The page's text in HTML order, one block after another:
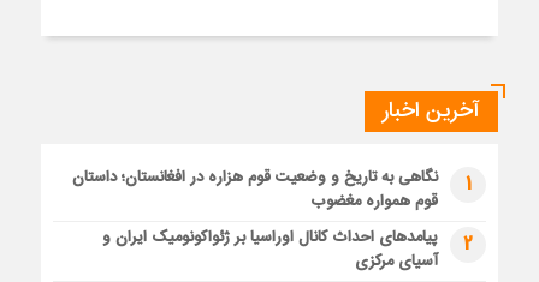
آخرین اخبار
1
نگاهی به تاریخ و وضعیت قوم هزاره در افغانستان؛ داستان
قوم همواره مغضوب
2
پیامدهای احداث کانال اوراسیا بر ژئواکونومیک ایران و
آسیای مرکزی